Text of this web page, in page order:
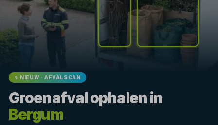
✨ NIEUW · AFVALSCAN
Groenafval ophalen in
Bergum